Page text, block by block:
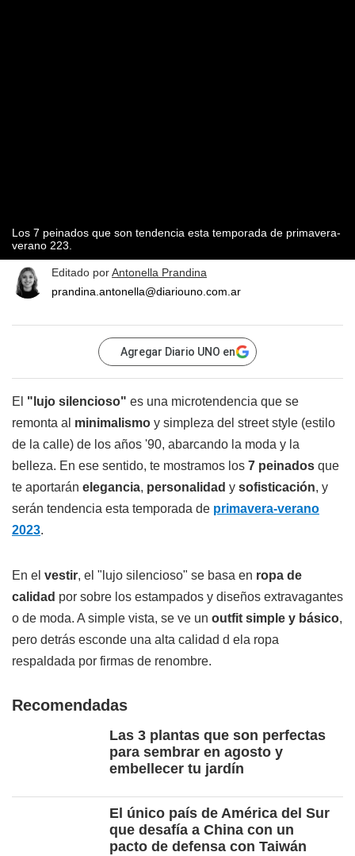
Los 7 peinados que son tendencia esta temporada de primavera-
verano 223.
Editado porAntonella Prandina
prandina.antonella@diariouno.com.ar
Agregar Diario UNO en
El "lujo silencioso" es una microtendencia que se
remonta al minimalismo y simpleza del street style (estilo
de la calle) de los años '90, abarcando la moda y la
belleza. En ese sentido, te mostramos los 7 peinados que
te aportarán elegancia, personalidad y sofisticación, y
serán tendencia esta temporada de primavera-verano
2023.
En el vestir, el "lujo silencioso" se basa en ropa de
calidad por sobre los estampados y diseños extravagantes
o de moda. A simple vista, se ve un outfit simple y básico,
pero detrás esconde una alta calidad d ela ropa
respaldada por firmas de renombre.
Recomendadas
Las 3 plantas que son perfectas
para sembrar en agosto y
embellecer tu jardín
El único país de América del Sur
que desafía a China con un
pacto de defensa con Taiwán